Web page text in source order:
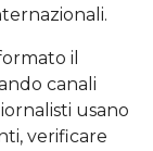
il
canali
usano
verificare